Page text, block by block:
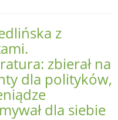
z
zbierał na
dla polityków,
dla siebie